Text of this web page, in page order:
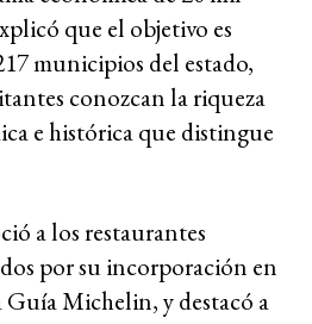
que el objetivo es
municipios del estado,
conozcan la riqueza
e histórica que distingue
a los restaurantes
por su incorporación en
Guía Michelin, y destacó a